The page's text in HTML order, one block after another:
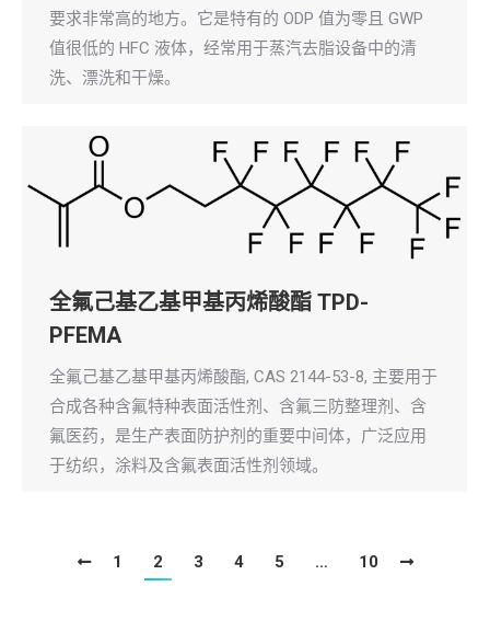
要求非常高的地方。它是特有的 ODP 值为零且 GWP
值很低的 HFC 液体，经常用于蒸汽去脂设备中的清
洗、漂洗和干燥。
全氟己基乙基甲基丙烯酸酯 TPD-
PFEMA
全氟己基乙基甲基丙烯酸酯, CAS 2144-53-8, 主要用于
合成各种含氟特种表面活性剂、含氟三防整理剂、含
氟医药，是生产表面防护剂的重要中间体，广泛应用
于纺织，涂料及含氟表面活性剂领域。
1 2 3 4 5 … 10